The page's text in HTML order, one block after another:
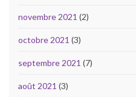
novembre 2021 (2)
octobre 2021 (3)
septembre 2021 (7)
août 2021 (3)